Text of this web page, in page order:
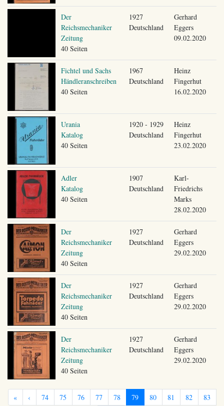
Der
Reichsmechaniker
Zeitung
40 Seiten
1927
Deutschland
Gerhard
Eggers
09.02.2020
Fichtel und Sachs
Händleranschreiben
40 Seiten
1967
Deutschland
Heinz
Fingerhut
16.02.2020
Urania
Katalog
40 Seiten
1920 - 1929
Deutschland
Heinz
Fingerhut
23.02.2020
Adler
Katalog
40 Seiten
1907
Deutschland
Karl-
Friedrichs
Marks
28.02.2020
Der
Reichsmechaniker
Zeitung
40 Seiten
1927
Deutschland
Gerhard
Eggers
29.02.2020
Der
Reichsmechaniker
Zeitung
40 Seiten
1927
Deutschland
Gerhard
Eggers
29.02.2020
Der
Reichsmechaniker
Zeitung
40 Seiten
1927
Deutschland
Gerhard
Eggers
29.02.2020
« ‹ 74 75 76 77 78 79 80 81 82 83